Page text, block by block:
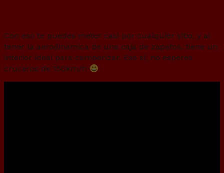
Con eso te puedes meter casi por cualquier sitio, y al
tener la aerodinámica de una caja de zapatos, tiene un
interior ideal para camperizar. Eso sí, no esperes
cruceros de 150km/h